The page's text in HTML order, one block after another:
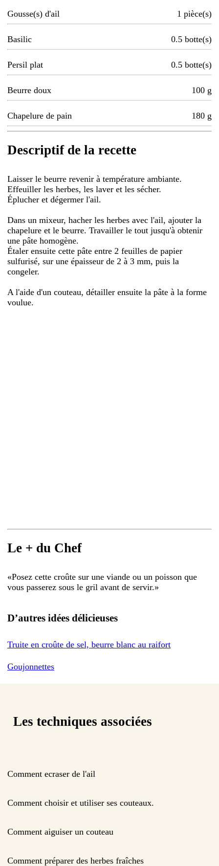
Gousse(s) d'ail 1 pièce(s)
Basilic 0.5 botte(s)
Persil plat 0.5 botte(s)
Beurre doux 100 g
Chapelure de pain 180 g
Descriptif de la recette
Laisser le beurre revenir à température ambiante.
Effeuiller les herbes, les laver et les sécher.
Éplucher et dégermer l'ail.
Dans un mixeur, hacher les herbes avec l'ail, ajouter la
chapelure et le beurre. Travailler le tout jusqu'à obtenir
une pâte homogène.
Étaler ensuite cette pâte entre 2 feuilles de papier
sulfurisé, sur une épaisseur de 2 à 3 mm, puis la
congeler.
A l'aide d'un couteau, détailler ensuite la pâte à la forme
voulue.
Le + du Chef
«Posez cette croûte sur une viande ou un poisson que
vous passerez sous le gril avant de servir.»
D’autres idées délicieuses
Truite en croûte de sel, beurre blanc au raifort
Goujonnettes
Les techniques associées
Comment ecraser de l'ail
Comment choisir et utiliser ses couteaux.
Comment aiguiser un couteau
Comment préparer des herbes fraîches